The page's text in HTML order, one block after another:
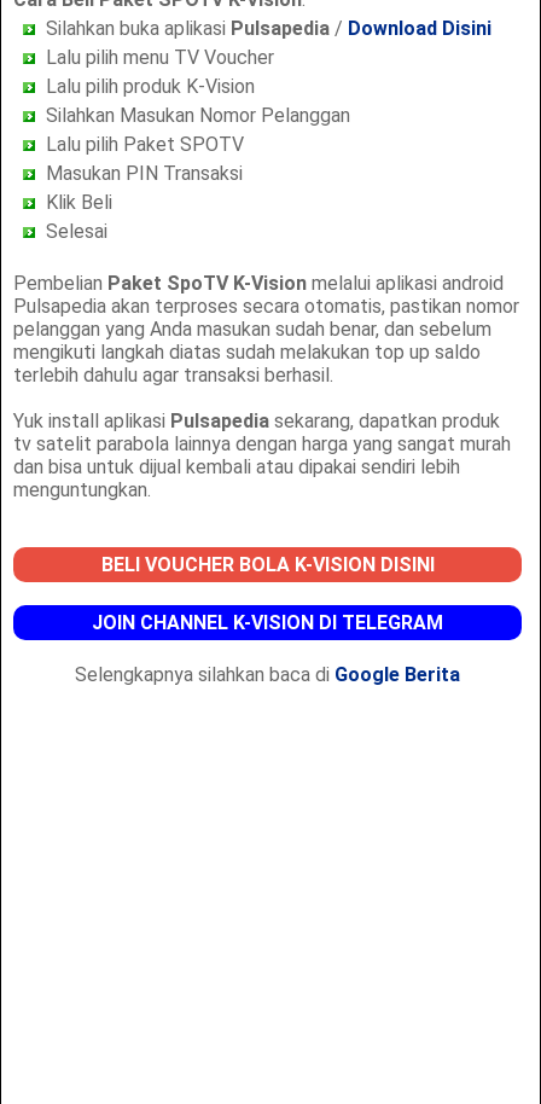
Silahkan buka aplikasi Pulsapedia / Download Disini
Lalu pilih menu TV Voucher
Lalu pilih produk K-Vision
Silahkan Masukan Nomor Pelanggan
Lalu pilih Paket SPOTV
Masukan PIN Transaksi
Klik Beli
Selesai
Pembelian Paket SpoTV K-Vision melalui aplikasi android
Pulsapedia akan terproses secara otomatis, pastikan nomor
pelanggan yang Anda masukan sudah benar, dan sebelum
mengikuti langkah diatas sudah melakukan top up saldo
terlebih dahulu agar transaksi berhasil.
Yuk install aplikasi Pulsapedia sekarang, dapatkan produk
tv satelit parabola lainnya dengan harga yang sangat murah
dan bisa untuk dijual kembali atau dipakai sendiri lebih
menguntungkan.
BELI VOUCHER BOLA K-VISION DISINI
JOIN CHANNEL K-VISION DI TELEGRAM
Selengkapnya silahkan baca di Google Berita